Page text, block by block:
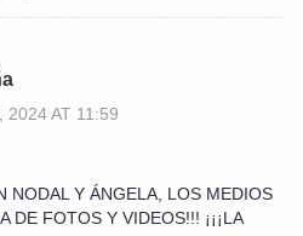
2024 AT 11:59
NODAL Y ÁNGELA, LOS MEDIOS
DE FOTOS Y VIDEOS!!! ¡¡¡LA